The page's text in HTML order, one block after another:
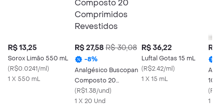
R$ 13,25
Sorox Limão 550 mL
(R$0.0241/ml)
1 X 550 mL
R$ 27,58 R$ 30,08
-8%
Analgésico Buscopan
Composto 20
Comprimidos
Revestidos
(R$1.38/und)
1 X 20 Und
R$ 36,22
Luftal Gotas 15 mL
(R$2.42/ml)
1 X 15 mL
R$
de
(
1